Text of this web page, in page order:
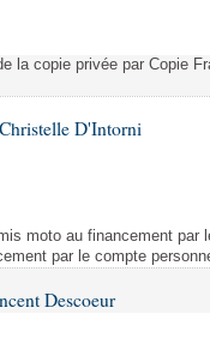
la copie privée par Copie
D'Intorni
moto au financement par
par le compte
Descoeur